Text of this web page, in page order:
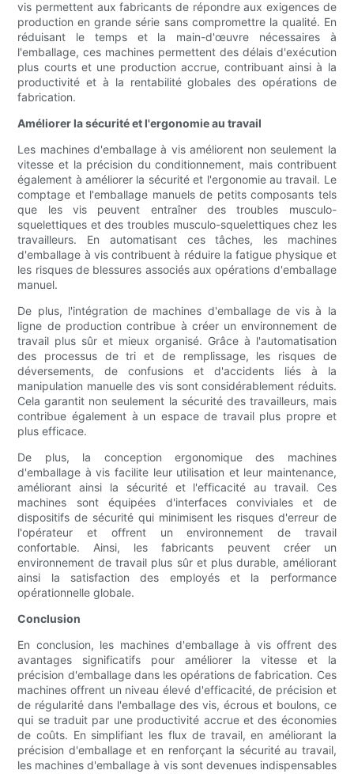
vis permettent aux fabricants de répondre aux exigences de
production en grande série sans compromettre la qualité. En
réduisant le temps et la main-d'œuvre nécessaires à
l'emballage, ces machines permettent des délais d'exécution
plus courts et une production accrue, contribuant ainsi à la
productivité et à la rentabilité globales des opérations de
fabrication.
Améliorer la sécurité et l'ergonomie au travail
Les machines d'emballage à vis améliorent non seulement la
vitesse et la précision du conditionnement, mais contribuent
également à améliorer la sécurité et l'ergonomie au travail. Le
comptage et l'emballage manuels de petits composants tels
que les vis peuvent entraîner des troubles musculo-
squelettiques et des troubles musculo-squelettiques chez les
travailleurs. En automatisant ces tâches, les machines
d'emballage à vis contribuent à réduire la fatigue physique et
les risques de blessures associés aux opérations d'emballage
manuel.
De plus, l'intégration de machines d'emballage de vis à la
ligne de production contribue à créer un environnement de
travail plus sûr et mieux organisé. Grâce à l'automatisation
des processus de tri et de remplissage, les risques de
déversements, de confusions et d'accidents liés à la
manipulation manuelle des vis sont considérablement réduits.
Cela garantit non seulement la sécurité des travailleurs, mais
contribue également à un espace de travail plus propre et
plus efficace.
De plus, la conception ergonomique des machines
d'emballage à vis facilite leur utilisation et leur maintenance,
améliorant ainsi la sécurité et l'efficacité au travail. Ces
machines sont équipées d'interfaces conviviales et de
dispositifs de sécurité qui minimisent les risques d'erreur de
l'opérateur et offrent un environnement de travail
confortable. Ainsi, les fabricants peuvent créer un
environnement de travail plus sûr et plus durable, améliorant
ainsi la satisfaction des employés et la performance
opérationnelle globale.
Conclusion
En conclusion, les machines d'emballage à vis offrent des
avantages significatifs pour améliorer la vitesse et la
précision d'emballage dans les opérations de fabrication. Ces
machines offrent un niveau élevé d'efficacité, de précision et
de régularité dans l'emballage des vis, écrous et boulons, ce
qui se traduit par une productivité accrue et des économies
de coûts. En simplifiant les flux de travail, en améliorant la
précision d'emballage et en renforçant la sécurité au travail,
les machines d'emballage à vis sont devenues indispensables